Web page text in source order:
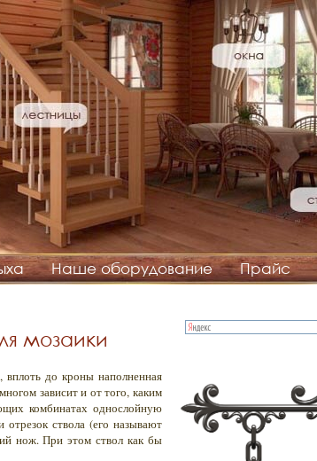
Наше оборудование Прайс
мозаики
вплоть до кроны наполненная
зависит и от того, каким
комбинатах однослойную
ствола (его называют
нож. При этом ствол как бы